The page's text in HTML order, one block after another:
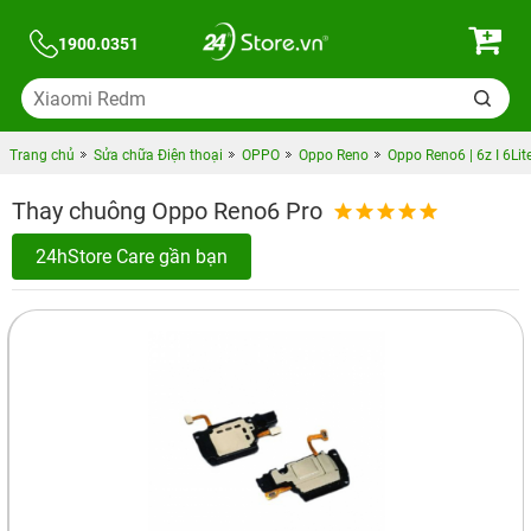
1900.0351
Trang chủ Sửa chữa Điện thoại OPPO Oppo Reno Oppo Reno6 | 6z I
Thay chuông Oppo Reno6 Pro
24hStore Care gần bạn